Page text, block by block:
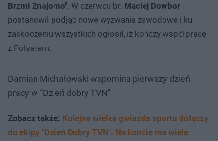
Brzmi Znajomo". W czerwcu br. Maciej Dowbor
postanowił podjąć nowe wyzwania zawodowe i ku
zaskoczeniu wszystkich ogłosił, iż kończy współpracę
z Polsatem.
Damian Michałowski wspomina pierwszy dzień
pracy w “Dzień dobry TVN”
Zobacz także: Kolejna wielka gwiazda sportu dołączy
do ekipy "Dzień Dobry TVN". Na koncie ma wiele